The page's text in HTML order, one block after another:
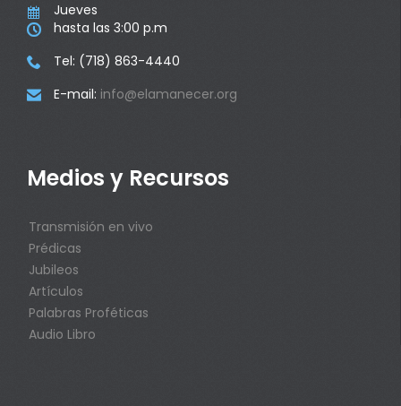
 Jueves
 hasta las 3:00 p.m
 Tel: (718) 863-4440
 E-mail: info@elamanecer.org
Medios y Recursos
Transmisión en vivo
Prédicas
Jubileos
Artículos
Palabras Proféticas
Audio Libro